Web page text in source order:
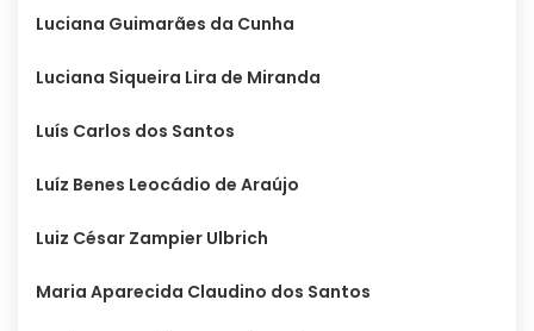
Luciana Guimarães da Cunha
Luciana Siqueira Lira de Miranda
Luís Carlos dos Santos
Luíz Benes Leocádio de Araújo
Luiz César Zampier Ulbrich
Maria Aparecida Claudino dos Santos